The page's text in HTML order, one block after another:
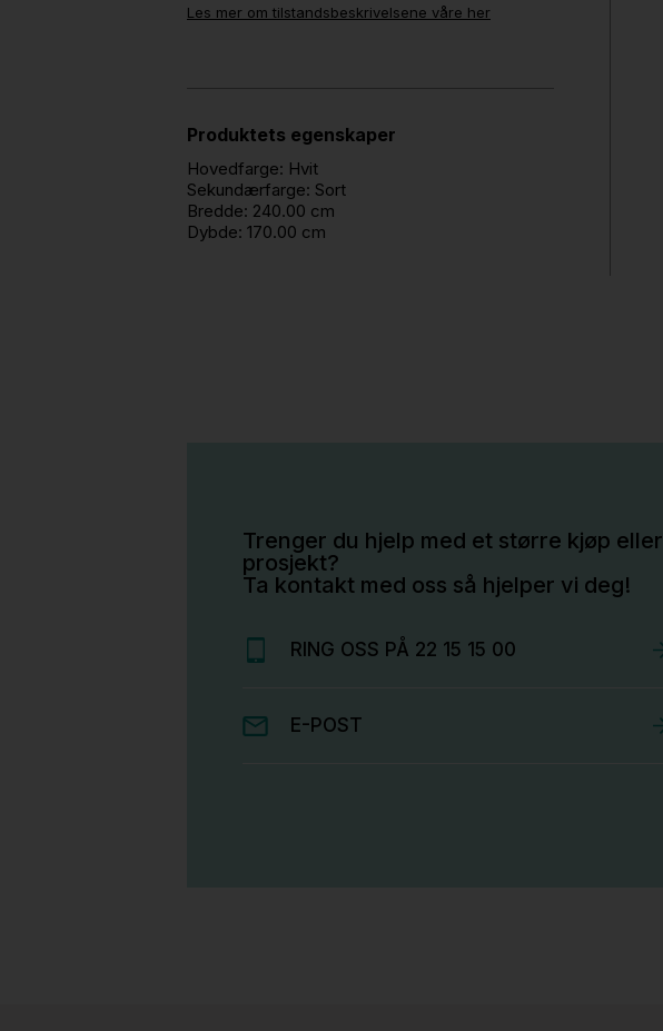
Les mer om tilstandsbeskrivelsene våre her
Produktets egenskaper
Hovedfarge: Hvit
Sekundærfarge: Sort
Bredde: 240.00 cm
Dybde: 170.00 cm
Trenger du hjelp med et større kjøp eller
prosjekt?
Ta kontakt med oss så hjelper vi deg!
RING OSS PÅ 22 15 15 00
E-POST